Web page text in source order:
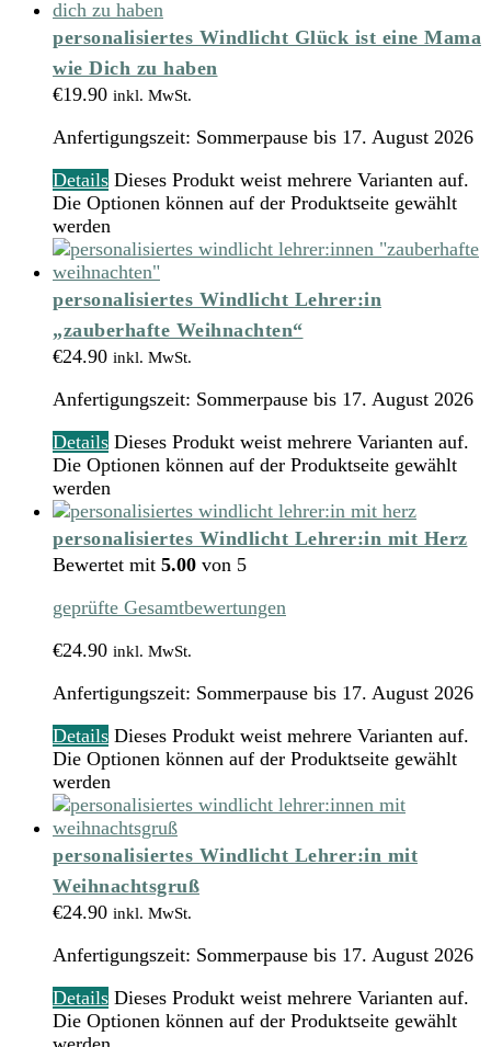
personalisiertes Windlicht Glück ist eine Mama
wie Dich zu haben
€19.90 inkl. MwSt.
Anfertigungszeit: Sommerpause bis 17. August 2026
Details Dieses Produkt weist mehrere Varianten auf.
Die Optionen können auf der Produktseite gewählt
werden
personalisiertes Windlicht Lehrer:in
„zauberhafte Weihnachten“
€24.90 inkl. MwSt.
Anfertigungszeit: Sommerpause bis 17. August 2026
Details Dieses Produkt weist mehrere Varianten auf.
Die Optionen können auf der Produktseite gewählt
werden
personalisiertes Windlicht Lehrer:in mit Herz
Bewertet mit 5.00 von 5
geprüfte Gesamtbewertungen
€24.90 inkl. MwSt.
Anfertigungszeit: Sommerpause bis 17. August 2026
Details Dieses Produkt weist mehrere Varianten auf.
Die Optionen können auf der Produktseite gewählt
werden
personalisiertes Windlicht Lehrer:in mit
Weihnachtsgruß
€24.90 inkl. MwSt.
Anfertigungszeit: Sommerpause bis 17. August 2026
Details Dieses Produkt weist mehrere Varianten auf.
Die Optionen können auf der Produktseite gewählt